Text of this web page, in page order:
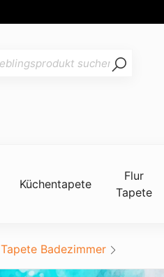
Küchentapete
Flur
Tapete
Tapete Badezimmer